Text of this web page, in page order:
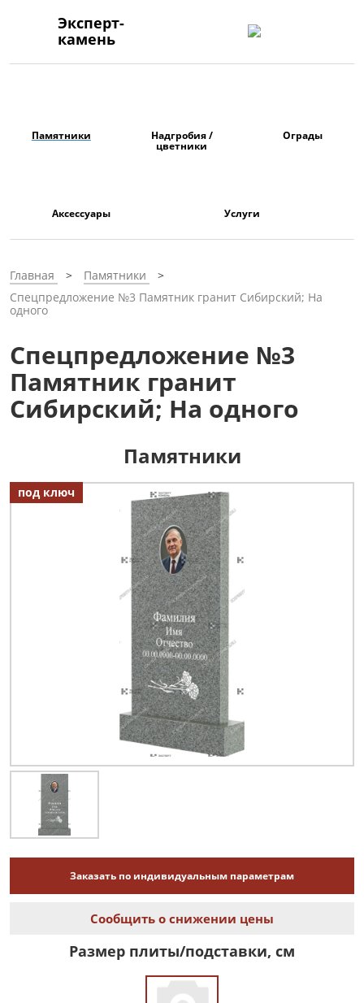
Эксперт-
камень
Памятники Надгробия /
цветники
Ограды
Аксессуары Услуги
Главная
Памятники
Спецпредложение №3 Памятник гранит Сибирский; На
одного
Спецпредложение №3
Памятник гранит
Сибирский; На одного
Памятники
под ключ
Заказать по индивидуальным параметрам
Сообщить о снижении цены
Размер плиты/подставки, см